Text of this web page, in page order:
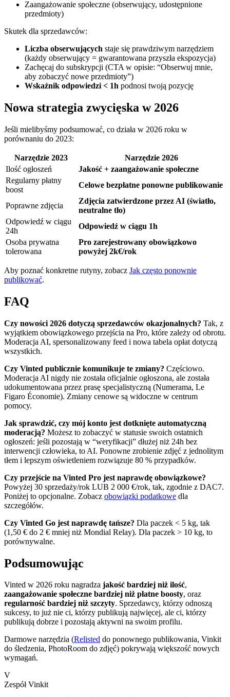
Zaangażowanie społeczne (obserwujący, udostępnione
przedmioty)
Skutek dla sprzedawców:
Liczba obserwujących staje się prawdziwym narzędziem
(każdy obserwujący = gwarantowana przyszła ekspozycja)
Zachęcaj do subskrypcji (CTA w opisie: “Obserwuj mnie,
aby zobaczyć nowe przedmioty”)
Wskaźnik odpowiedzi < 1h podnosi twoją pozycję
Nowa strategia zwycięska w 2026
Jeśli mielibyśmy podsumować, co działa w 2026 roku w
porównaniu do 2023:
Narzędzie 2023
Narzędzie 2026
Ilość ogłoszeń
Jakość + zaangażowanie społeczne
Regularny płatny
boost
Celowe bezpłatne ponowne publikowanie
Poprawne zdjęcia
Zdjęcia zatwierdzone przez AI (światło,
neutralne tło)
Odpowiedź w ciągu
24h
Odpowiedź w ciągu 1h
Osoba prywatna
tolerowana
Pro zarejestrowany obowiązkowo
powyżej 2k€/rok
Aby poznać konkretne rutyny, zobacz Jak często ponownie
publikować.
FAQ
Czy nowości 2026 dotyczą sprzedawców okazjonalnych? Tak, z
wyjątkiem obowiązkowego przejścia na Pro, które zależy od obrotu.
Moderacja AI, spersonalizowany feed i nowa tabela opłat dotyczą
wszystkich.
Czy Vinted publicznie komunikuje te zmiany? Częściowo.
Moderacja AI nigdy nie została oficjalnie ogłoszona, ale została
udokumentowana przez prasę specjalistyczną (Numerama, Le
Figaro Économie). Zmiany cenowe są widoczne w centrum
pomocy.
Jak sprawdzić, czy mój konto jest dotknięte automatyczną
moderacją? Możesz to zobaczyć w statusie swoich ostatnich
ogłoszeń: jeśli pozostają w “weryfikacji” dłużej niż 24h bez
interwencji człowieka, to AI. Ponowne zrobienie zdjęć z jednolitym
tłem i lepszym oświetleniem rozwiązuje 80 % przypadków.
Czy przejście na Vinted Pro jest naprawdę obowiązkowe?
Powyżej 30 sprzedaży/rok LUB 2 000 €/rok, tak, zgodnie z DAC7.
Poniżej to opcjonalne. Zobacz obowiązki podatkowe dla
szczegółów.
Czy Vinted Go jest naprawdę tańsze? Dla paczek < 5 kg, tak
(1,50 € do 2 € mniej niż Mondial Relay). Dla paczek > 10 kg, to
porównywalne.
Podsumowując
Vinted w 2026 roku nagradza jakość bardziej niż ilość,
zaangażowanie społeczne bardziej niż płatne boosty, oraz
regularność bardziej niż szczyty. Sprzedawcy, którzy odnoszą
sukcesy, to już nie ci, którzy publikują najwięcej, ale ci, którzy
publikują dobrze i pozostają aktywni na swoim profilu.
Darmowe narzędzia (Relisted do ponownego publikowania, Vinkit
do śledzenia, PhotoRoom do zdjęć) pokrywają większość nowych
wymagań.
V
Zespół Vinkit